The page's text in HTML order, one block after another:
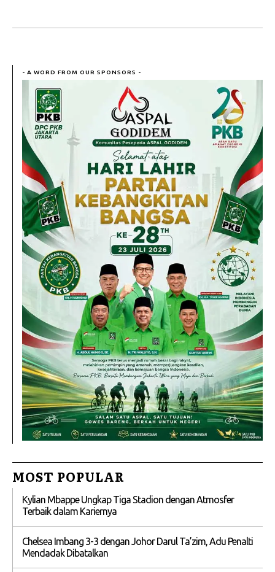
- A WORD FROM OUR SPONSORS -
MOST POPULAR
Kylian Mbappe Ungkap Tiga Stadion dengan Atmosfer
Terbaik dalam Kariernya
Chelsea Imbang 3-3 dengan Johor Darul Ta’zim, Adu Penalti
Mendadak Dibatalkan